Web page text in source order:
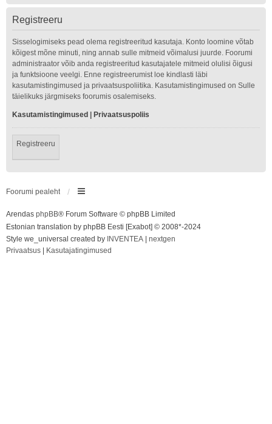
Registreeru
Sisselogimiseks pead olema registreeritud kasutaja. Konto loomine võtab
kõigest mõne minuti, ning annab sulle mitmeid võimalusi juurde. Foorumi
administraator võib anda registreeritud kasutajatele mitmeid olulisi õigusi
ja funktsioone veelgi. Enne registreerumist loe kindlasti läbi
kasutamistingimused ja privaatsuspoliitika. Kasutamistingimused on Sulle
täielikuks järgmiseks foorumis osalemiseks.
Kasutamistingimused Privaatsuspoliis
Registreeru
Foorumi pealeht
Arendas phpBB® Forum Software © phpBB Limited
Estonian translation by phpBB Eesti [Exabot] © 2008*-2024
Style we_universal created by INVENTEA
nextgen
Privaatsus
Kasutajatingimused